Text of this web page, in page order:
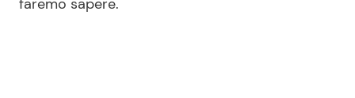
faremo sapere.